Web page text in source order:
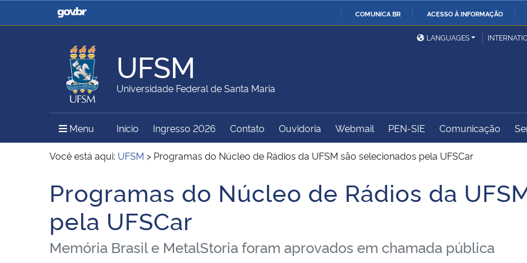
COMUNICA BR ACESSO À INFORMAÇÃO
Casa Civil
Ministério da Justiça e
Ministério da Defesa
Ministério das Relações
Exteriores
Ministério da Agricultura,
Pecuária e Abastecimento
Ministério da Educação
Ministério do Meio Ambiente Ministério do Turismo
Ministério do
Desenvolvimento Regional
Controladoria-Geral da
União
Secretaria de Governo
Gabinete de Segurança
Institucional
Advocacia-Geral da União Banco Central do Brasil
LANGUAGES
UFSM
Universidade Federal de Santa Maria
Menu Menu Principal do Sítio
Início Ingresso 2026 Contato Ouvidoria Webmail PEN-SIE Comunicação
Você está aqui: UFSM > Programas do Núcleo de Rádios da UFSM são selecionados pela UFSCar
Início do conteúdo
Programas do Núcleo de Rádios da
pela UFSCar
Memória Brasil e MetalStoria foram aprovados em chamada pública